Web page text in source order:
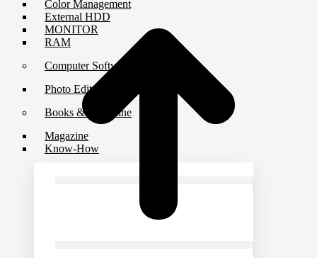
Color Management
External HDD
MONITOR
RAM
Computer Software
Photo Editor Software
Books & Magazine
Magazine
Know-How